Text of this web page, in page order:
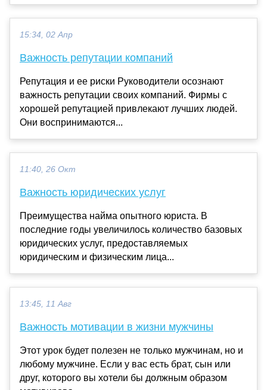
15:34, 02 Апр
Важность репутации компаний
Репутация и ее риски Руководители осознают
важность репутации своих компаний. Фирмы с
хорошей репутацией привлекают лучших людей.
Они воспринимаются...
11:40, 26 Окт
Важность юридических услуг
Преимущества найма опытного юриста. В
последние годы увеличилось количество базовых
юридических услуг, предоставляемых
юридическим и физическим лица...
13:45, 11 Авг
Важность мотивации в жизни мужчины
Этот урок будет полезен не только мужчинам, но и
любому мужчине. Если у вас есть брат, сын или
друг, которого вы хотели бы должным образом